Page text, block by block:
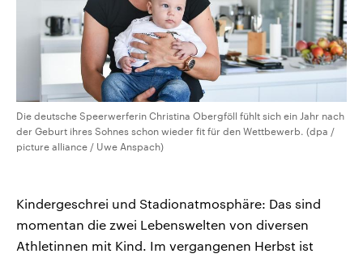
Die deutsche Speerwerferin Christina Obergföll fühlt sich ein Jahr nach
der Geburt ihres Sohnes schon wieder fit für den Wettbewerb. (dpa /
picture alliance / Uwe Anspach)
Kindergeschrei und Stadionatmosphäre: Das sind
momentan die zwei Lebenswelten von diversen
Athletinnen mit Kind. Im vergangenen Herbst ist